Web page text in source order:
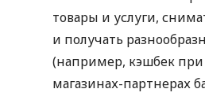
товары и услуги,
и получать
(например, кэшбек при
магазинах-партнерах